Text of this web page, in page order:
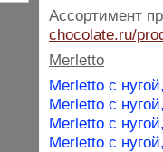
Ассортимент
chocolate.ru/
Merletto
Merletto с
Merletto с
Merletto с
Merletto с